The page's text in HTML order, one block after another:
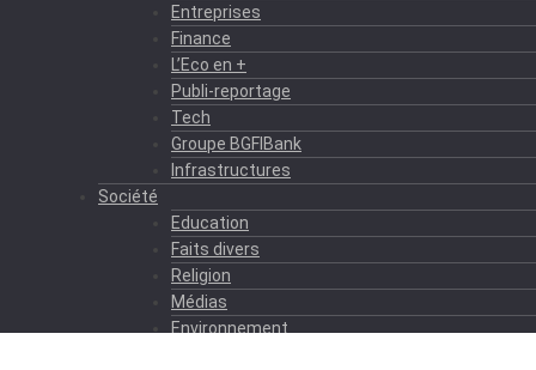
Entreprises
Finance
L’Eco en +
Publi-reportage
Tech
Groupe BGFIBank
Infrastructures
Société
Education
Faits divers
Religion
Médias
Environnement